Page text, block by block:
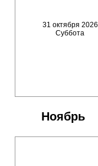
31 октября 2026
Суббота
Ноябрь